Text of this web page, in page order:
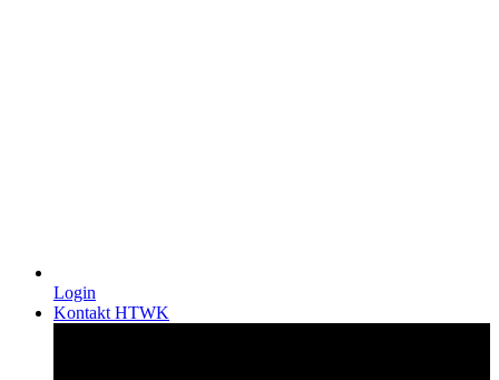
Login
Kontakt HTWK